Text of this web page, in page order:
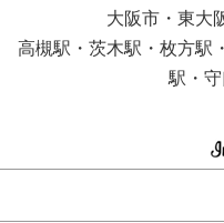
大阪市・東大
高槻駅・茨木駅・枚方駅
駅・